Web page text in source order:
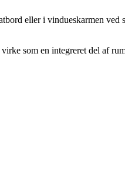
eller i vindueskarmen ved
som en integreret del af